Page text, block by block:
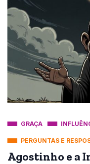
GRAÇA
PERGUNTAS E
Agostinho e a